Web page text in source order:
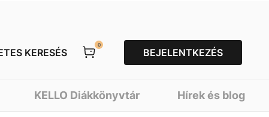
KERESÉS
0
BEJELENTKEZÉS
KELLO Diákkönyvtár Hírek és blog